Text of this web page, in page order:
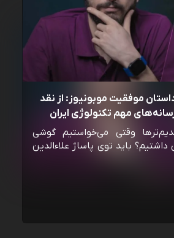
موفقیت موبونیوز: از نقد
مهم تکنولوژی ایران
وقتی می‌خواستیم گوشی
داشتیم؟ باید توی پاساژ علاءالدین